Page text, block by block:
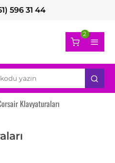
596 31 44
2
Klavyaturaları